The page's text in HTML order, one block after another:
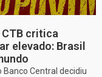
critica
elevado: Brasil
Central decidiu